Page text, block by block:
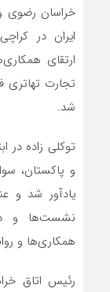
خراسان رضوی
ایران در
ارتقای
تجارت تهاتری
شد.
توکلی زاده در
و پاکستان،
یادآور شد و
نشست‌ها و
همکاری‌ها و
رئیس اتاق